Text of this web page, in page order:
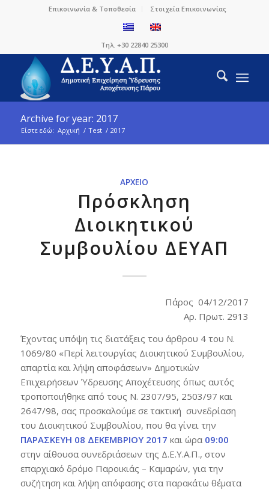
Επικοινωνία & Τοποθεσία Στοιχεία Επικοινωνίας
Τηλ. +30 22840 25300
Archive for year: 2017
Είστε εδώ: Αρχική / Test / 2017
ΑΡΧΕΊΟ
Πρόσκληση
Διοικητικού
Συμβουλίου ΔΕΥΑΠ
Πάρος 04/12/2017
Αρ. Πρωτ. 2913
Έχοντας υπόψη τις διατάξεις του άρθρου 4 του Ν.
1069/80 «Περί λειτουργίας Διοικητικού Συμβουλίου,
απαρτία και λήψη αποφάσεων» Δημοτικών
Επιχειρήσεων Ύδρευσης Αποχέτευσης όπως αυτός
τροποποιήθηκε από τους Ν. 2307/95, 2503/97 και
2647/98, σας προσκαλούμε σε τακτική συνεδρίαση
του Διοικητικού Συμβουλίου, που θα γίνει την
ΠΑΡΑΣΚΕΥΗ 08 ΔΕΚΕΜΒΡΙΟΥ 2017 και ώρα 09:00
στην αίθουσα συνεδριάσεων της Δ.Ε.Υ.Α.Π., στον
επαρχιακό δρόμο Παροικιάς – Καμαρών, για την
συζήτηση και λήψη απόφασης στα παρακάτω θέματα